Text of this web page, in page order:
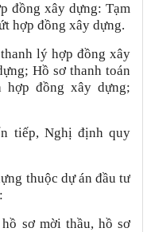
đồng xây dựng: Tạm
hợp đồng xây dựng.
lý hợp đồng xây
Hồ sơ thanh toán
hợp đồng xây dựng;
tiếp, Nghị định quy
thuộc dự án đầu tư
sơ mời thầu, hồ sơ